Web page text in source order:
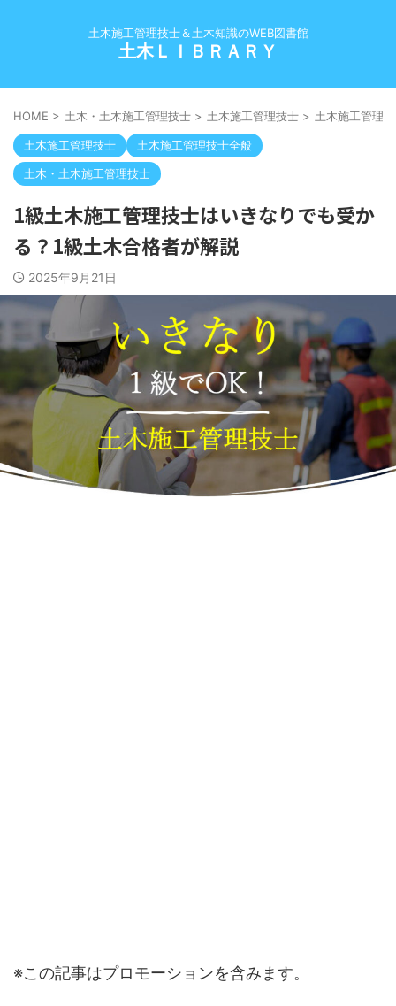
土木施工管理技士＆土木知識のWEB図書館
土木ＬＩＢＲＡＲＹ
HOME > 土木・土木施工管理技士 > 土木施工管理技士 > 土木施工管理
土木施工管理技士
土木施工管理技士全般
土木・土木施工管理技士
1級土木施工管理技士はいきなりでも受か
る？1級土木合格者が解説
2025年9月21日
※この記事はプロモーションを含みます。